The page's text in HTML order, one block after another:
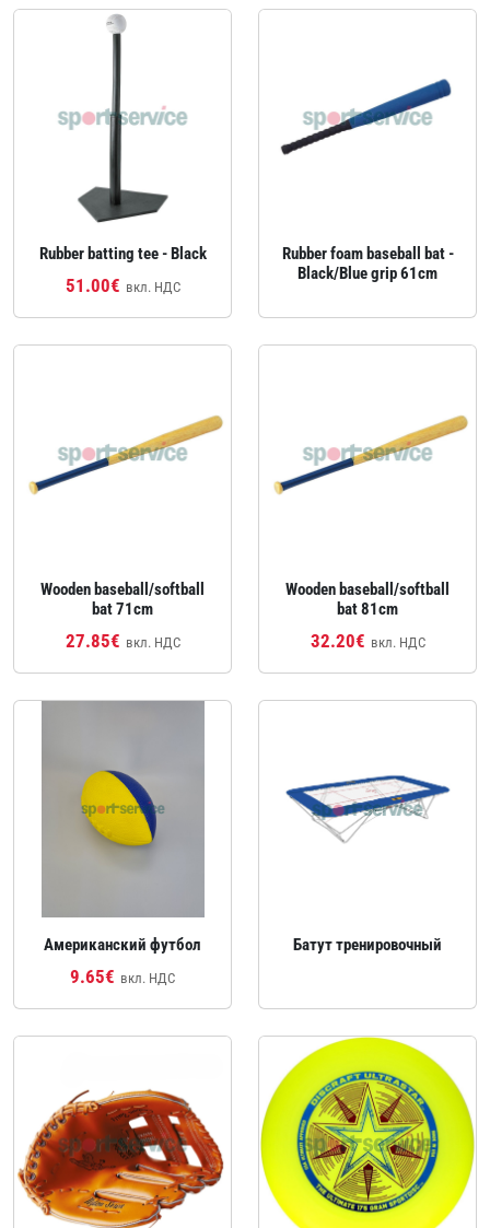
Rubber batting tee - Black
51.00€ вкл. НДС
Rubber foam baseball bat -
Black/Blue grip 61cm
Wooden baseball/softball
bat 71cm
27.85€ вкл. НДС
Wooden baseball/softball
bat 81cm
32.20€ вкл. НДС
Американский футбол
9.65€ вкл. НДС
Батут тренировочный